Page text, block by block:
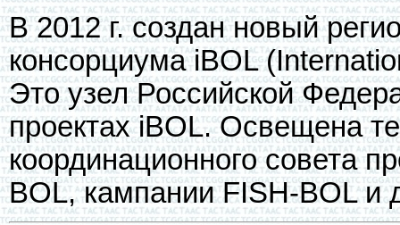
В 2012 г. создан новый
консорциума iBOL
Это узел Российской
проектах iBOL. Освещена
координационного совета
BOL, кампании FISH-BOL и